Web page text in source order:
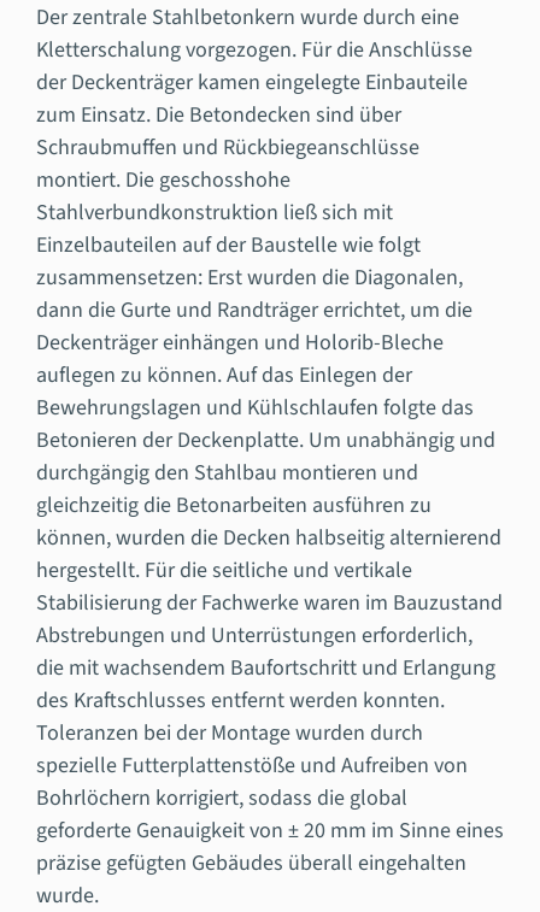
Der zentrale Stahlbetonkern wurde durch eine
Kletterschalung vorgezogen. Für die Anschlüsse
der Deckenträger kamen eingelegte Einbauteile
zum Einsatz. Die Betondecken sind über
Schraubmuffen und Rückbiegeanschlüsse
montiert. Die geschosshohe
Stahlverbundkonstruktion ließ sich mit
Einzelbauteilen auf der Baustelle wie folgt
zusammensetzen: Erst wurden die Diagonalen,
dann die Gurte und Randträger errichtet, um die
Deckenträger einhängen und Holorib-Bleche
auflegen zu können. Auf das Einlegen der
Bewehrungslagen und Kühlschlaufen folgte das
Betonieren der Deckenplatte. Um unabhängig und
durchgängig den Stahlbau montieren und
gleichzeitig die Betonarbeiten ausführen zu
können, wurden die Decken halbseitig alternierend
hergestellt. Für die seitliche und vertikale
Stabilisierung der Fachwerke waren im Bauzustand
Abstrebungen und Unterrüstungen erforderlich,
die mit wachsendem Baufortschritt und Erlangung
des Kraftschlusses entfernt werden konnten.
Toleranzen bei der Montage wurden durch
spezielle Futterplattenstöße und Aufreiben von
Bohrlöchern korrigiert, sodass die global
geforderte Genauigkeit von ± 20 mm im Sinne eines
präzise gefügten Gebäudes überall eingehalten
wurde.